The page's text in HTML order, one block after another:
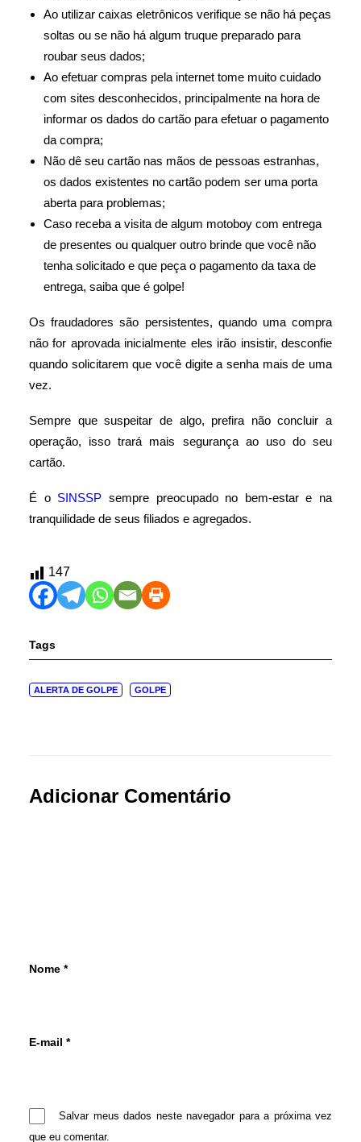
Ao utilizar caixas eletrônicos verifique se não há peças
soltas ou se não há algum truque preparado para
roubar seus dados;
Ao efetuar compras pela internet tome muito cuidado
com sites desconhecidos, principalmente na hora de
informar os dados do cartão para efetuar o pagamento
da compra;
Não dê seu cartão nas mãos de pessoas estranhas,
os dados existentes no cartão podem ser uma porta
aberta para problemas;
Caso receba a visita de algum motoboy com entrega
de presentes ou qualquer outro brinde que você não
tenha solicitado e que peça o pagamento da taxa de
entrega, saiba que é golpe!
Os fraudadores são persistentes, quando uma compra
não for aprovada inicialmente eles irão insistir, desconfie
quando solicitarem que você digite a senha mais de uma
vez.
Sempre que suspeitar de algo, prefira não concluir a
operação, isso trará mais segurança ao uso do seu
cartão.
É o SINSSP sempre preocupado no bem-estar e na
tranquilidade de seus filiados e agregados.
147
Tags
ALERTA DE GOLPE GOLPE
Adicionar Comentário
Nome *
E-mail *
Salvar meus dados neste navegador para a próxima vez
que eu comentar.